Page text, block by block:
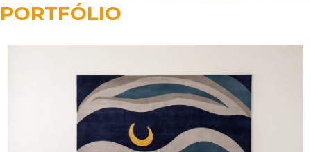
PORTFÓLIO